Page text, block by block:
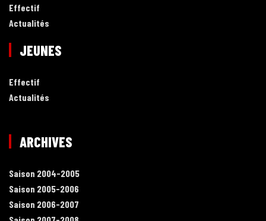
Effectif
Actualités
JEUNES
Effectif
Actualités
ARCHIVES
Saison 2004-2005
Saison 2005-2006
Saison 2006-2007